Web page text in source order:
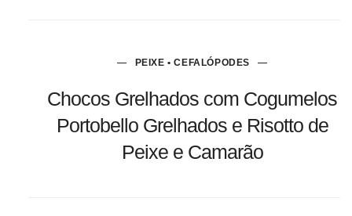
PEIXE • CEFALÓPODES
Chocos Grelhados com Cogumelos
Portobello Grelhados e Risotto de
Peixe e Camarão